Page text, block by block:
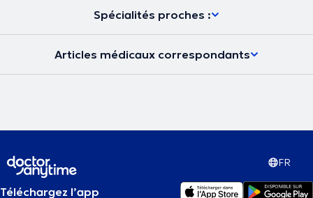
Spécialités proches :
Articles médicaux correspondants
FR
Téléchargez l’app